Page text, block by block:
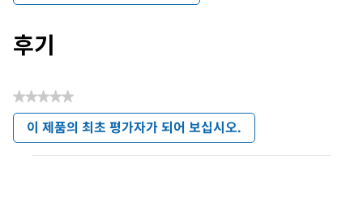
후기
★★★★★
평
값
이 제품의 최초 평가자가 되어 보십시오.
.
이